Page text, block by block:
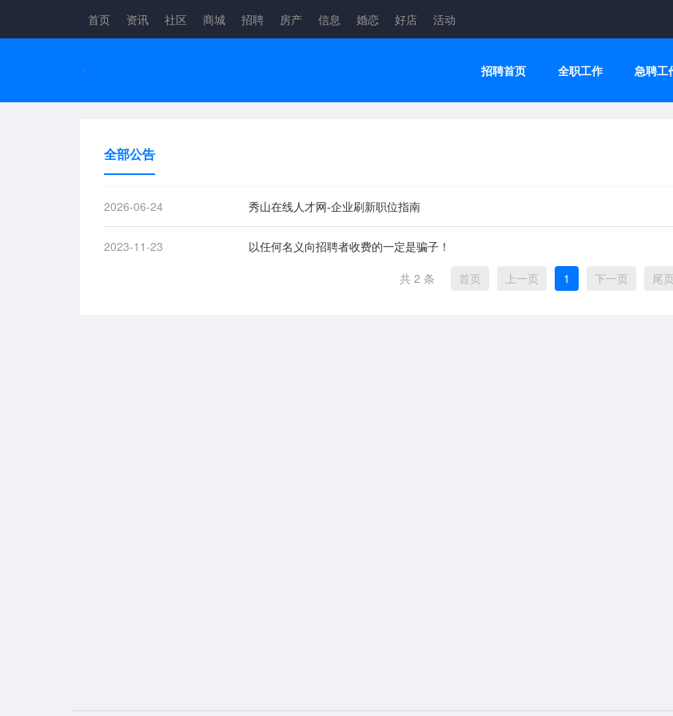
首页 资讯 社区 商城 招聘 房产 信息 婚恋 好店 活动
招聘首页 全职工作 急聘工
全部公告
2026-06-24 秀山在线人才网-企业刷新职位指南
2023-11-23
以任何名义向招聘者收费的一定是骗子！
共 2 条
首页 上一页 1 下一页 尾页